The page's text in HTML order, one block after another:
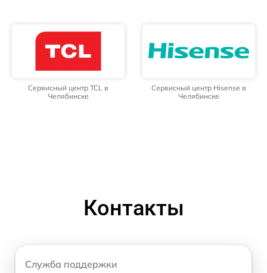
Сервисный центр TCL в
Челябинске
Сервисный центр Hisense в
Челябинске
Контакты
Служба поддержки